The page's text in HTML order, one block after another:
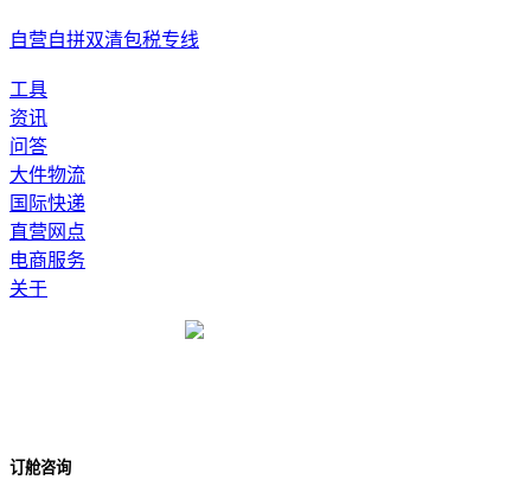
自营自拼双清包税专线
工具
资讯
问答
大件物流
国际快递
直营网点
电商服务
关于
订舱咨询